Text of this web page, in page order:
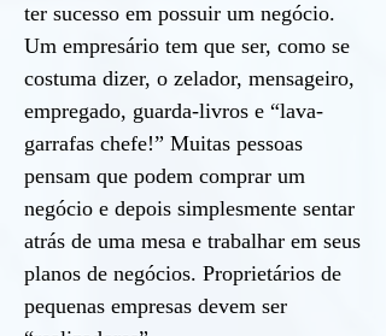
ter sucesso em possuir um negócio.
Um empresário tem que ser, como se
costuma dizer, o zelador, mensageiro,
empregado, guarda-livros e “lava-
garrafas chefe!” Muitas pessoas
pensam que podem comprar um
negócio e depois simplesmente sentar
atrás de uma mesa e trabalhar em seus
planos de negócios. Proprietários de
pequenas empresas devem ser